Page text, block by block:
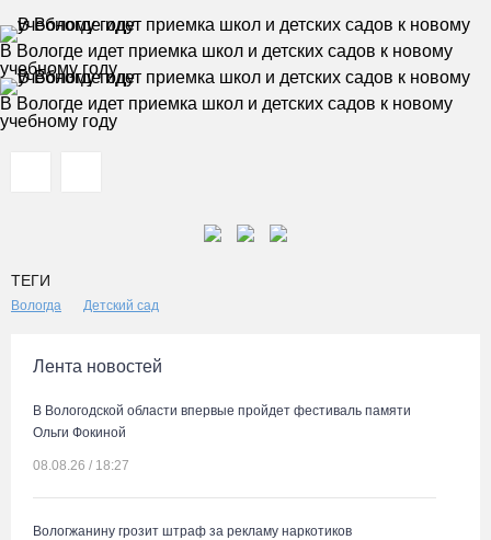
В Вологде идет приемка школ и детских садов к новому
учебному году
В Вологде идет приемка школ и детских садов к новому
учебному году
ТЕГИ
Вологда Детский сад
Лента новостей
В Вологодской области впервые пройдет фестиваль памяти
Ольги Фокиной
08.08.26 / 18:27
Вологжанину грозит штраф за рекламу наркотиков